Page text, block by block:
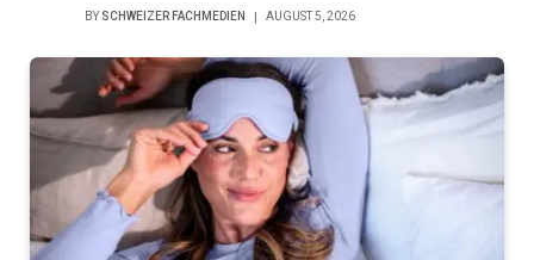
BY SCHWEIZER FACHMEDIEN AUGUST 5, 2026